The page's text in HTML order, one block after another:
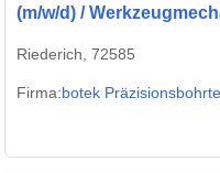
(m/w/d) /
Riederich, 72585
Firma:botek